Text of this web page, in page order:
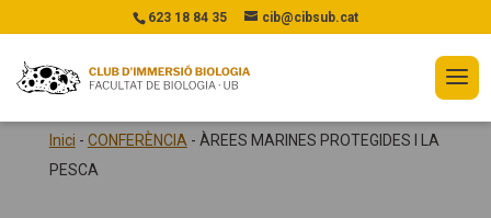
623 18 84 35 cib@cibsub.cat
Inici - CONFERÈNCIA - ÀREES MARINES PROTEGIDES I LA
PESCA